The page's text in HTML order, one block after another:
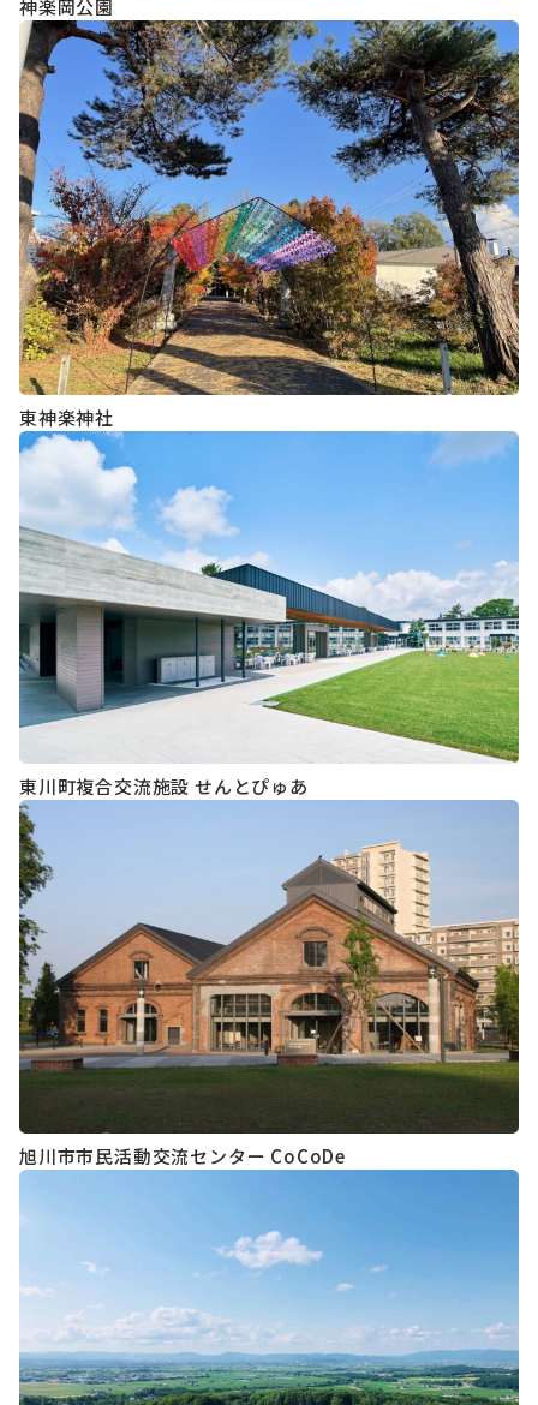
神楽岡公園
東神楽神社
東川町複合交流施設 せんとぴゅあ
旭川市市民活動交流センター CoCoDe